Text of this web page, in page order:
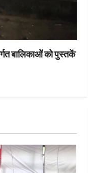
बालिकाओं को पुस्तकें